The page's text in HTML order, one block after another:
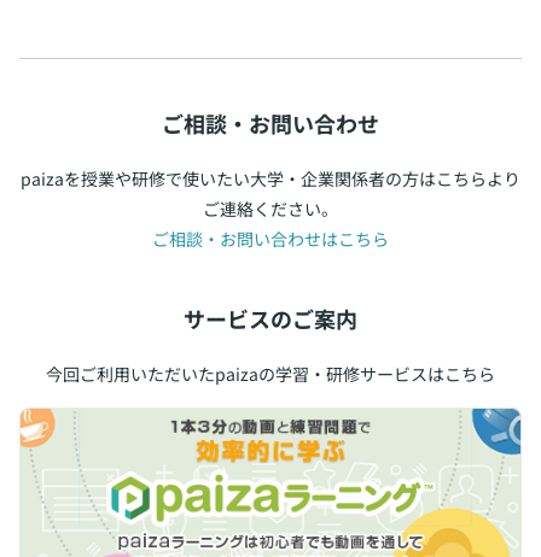
ご相談・お問い合わせ
paizaを授業や研修で使いたい大学・企業関係者の方はこちらより
ご連絡ください。
ご相談・お問い合わせはこちら
サービスのご案内
今回ご利用いただいたpaizaの学習・研修サービスはこちら